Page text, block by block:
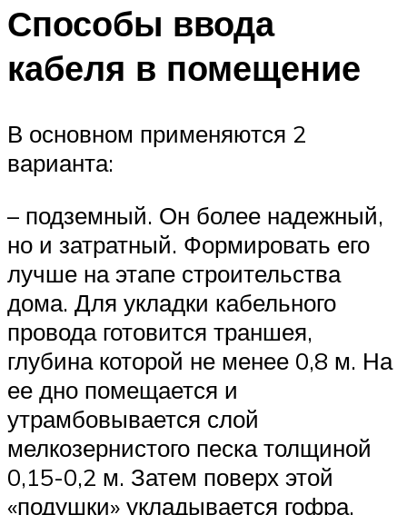
Способы ввода
кабеля в помещение
В основном применяются 2
варианта:
– подземный. Он более надежный,
но и затратный. Формировать его
лучше на этапе строительства
дома. Для укладки кабельного
провода готовится траншея,
глубина которой не менее 0,8 м. На
ее дно помещается и
утрамбовывается слой
мелкозернистого песка толщиной
0,15-0,2 м. Затем поверх этой
«подушки» укладывается гофра,